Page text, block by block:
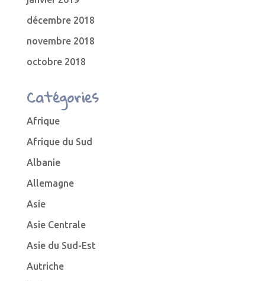
décembre 2018
novembre 2018
octobre 2018
Catégories
Afrique
Afrique du Sud
Albanie
Allemagne
Asie
Asie Centrale
Asie du Sud-Est
Autriche